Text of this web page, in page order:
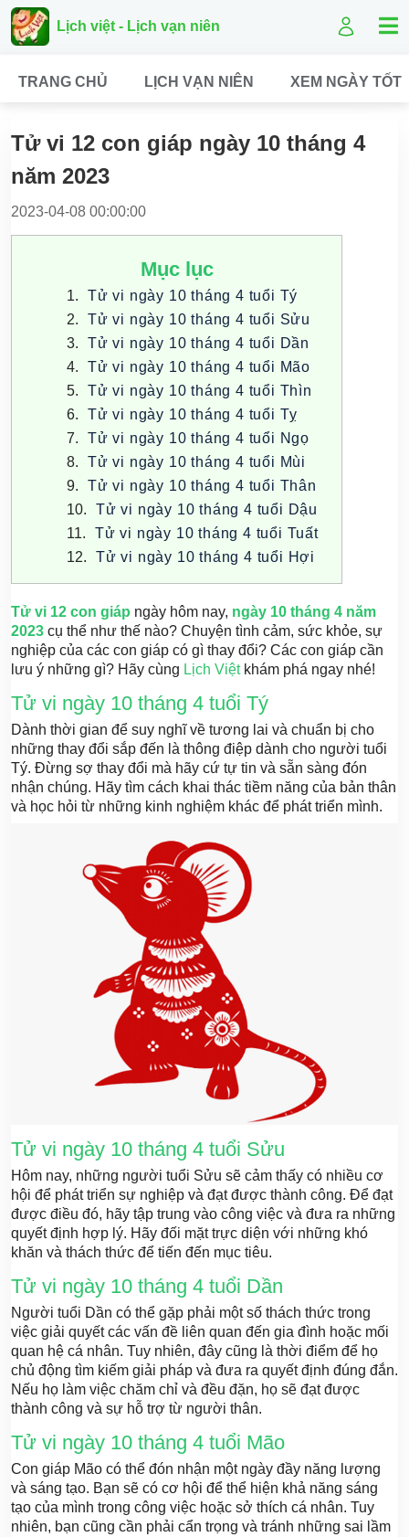
Lịch việt - Lịch vạn niên
TRANG CHỦ LỊCH VẠN NIÊN XEM NGÀY TỐT
Tử vi 12 con giáp ngày 10 tháng 4
năm 2023
2023-04-08 00:00:00
Mục lục
Tử vi ngày 10 tháng 4 tuổi Tý
Tử vi ngày 10 tháng 4 tuổi Sửu
Tử vi ngày 10 tháng 4 tuổi Dần
Tử vi ngày 10 tháng 4 tuổi Mão
Tử vi ngày 10 tháng 4 tuổi Thìn
Tử vi ngày 10 tháng 4 tuổi Tỵ
Tử vi ngày 10 tháng 4 tuổi Ngọ
Tử vi ngày 10 tháng 4 tuổi Mùi
Tử vi ngày 10 tháng 4 tuổi Thân
Tử vi ngày 10 tháng 4 tuổi Dậu
Tử vi ngày 10 tháng 4 tuổi Tuất
Tử vi ngày 10 tháng 4 tuổi Hợi
Tử vi 12 con giáp ngày hôm nay, ngày 10 tháng 4 năm
2023 cụ thể như thế nào? Chuyện tình cảm, sức khỏe, sự
nghiệp của các con giáp có gì thay đổi? Các con giáp cần
lưu ý những gì? Hãy cùng Lịch Việt khám phá ngay nhé!
Tử vi ngày 10 tháng 4 tuổi Tý
Dành thời gian để suy nghĩ về tương lai và chuẩn bị cho
những thay đổi sắp đến là thông điệp dành cho người tuổi
Tý. Đừng sợ thay đổi mà hãy cứ tự tin và sẵn sàng đón
nhận chúng. Hãy tìm cách khai thác tiềm năng của bản thân
và học hỏi từ những kinh nghiệm khác để phát triển mình.
Tử vi ngày 10 tháng 4 tuổi Sửu
Hôm nay, những người tuổi Sửu sẽ cảm thấy có nhiều cơ
hội để phát triển sự nghiệp và đạt được thành công. Để đạt
được điều đó, hãy tập trung vào công việc và đưa ra những
quyết định hợp lý. Hãy đối mặt trực diện với những khó
khăn và thách thức để tiến đến mục tiêu.
Tử vi ngày 10 tháng 4 tuổi Dần
Người tuổi Dần có thể gặp phải một số thách thức trong
việc giải quyết các vấn đề liên quan đến gia đình hoặc mối
quan hệ cá nhân. Tuy nhiên, đây cũng là thời điểm để họ
chủ động tìm kiếm giải pháp và đưa ra quyết định đúng đắn.
Nếu họ làm việc chăm chỉ và đều đặn, họ sẽ đạt được
thành công và sự hỗ trợ từ người thân.
Tử vi ngày 10 tháng 4 tuổi Mão
Con giáp Mão có thể đón nhận một ngày đầy năng lượng
và sáng tạo. Bạn sẽ có cơ hội để thể hiện khả năng sáng
tạo của mình trong công việc hoặc sở thích cá nhân. Tuy
nhiên, bạn cũng cần phải cẩn trọng và tránh những sai lầm